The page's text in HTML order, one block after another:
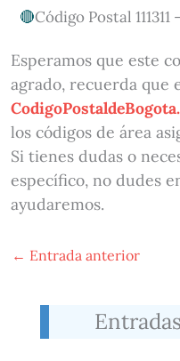
Código Postal 111311
Esperamos que este
agrado, recuerda que
los códigos de área
Si tienes dudas o
específico, no dudes
ayudaremos.
← Entrada anterior